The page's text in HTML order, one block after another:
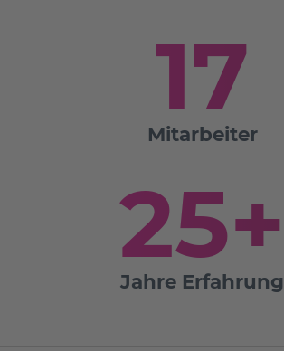
17
Mitarbeiter
25+
Jahre Erfahrung